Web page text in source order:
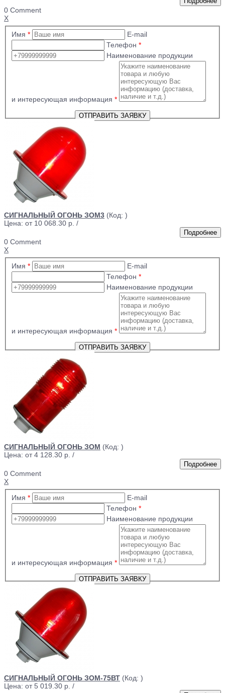
0 Comment
X
Имя *
E-mail
Телефон *
Наименование продукции
и интересующая информация *
СИГНАЛЬНЫЙ ОГОНЬ ЗОМ3 (Код: )
Цена: от 10 068.30 р. /
0 Comment
X
Имя *
E-mail
Телефон *
Наименование продукции
и интересующая информация *
СИГНАЛЬНЫЙ ОГОНЬ ЗОМ (Код: )
Цена: от4 128.30 р. /
0 Comment
X
Имя *
E-mail
Телефон *
Наименование продукции
и интересующая информация *
СИГНАЛЬНЫЙ ОГОНЬ ЗОМ-75ВТ (Код: )
Цена: от5 019.30 р. /